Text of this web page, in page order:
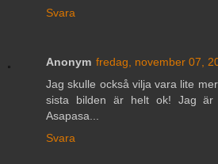
Svara
Anonym fredag, november 07,
Jag skulle också vilja vara lite
sista bilden är helt ok! Jag är
Asapasa...
Svara